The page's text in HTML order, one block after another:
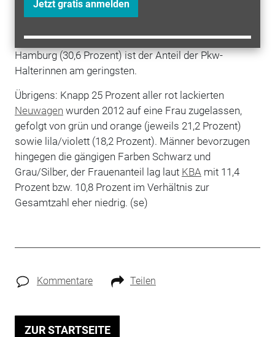
Jetzt gratis anmelden
Im Bundesländervergleich weist 2012 Brandenburg
gefolgt von Schleswig Holstein (34,7 Prozent). In
Hamburg (30,6 Prozent) ist der Anteil der Pkw-
Halterinnen am geringsten.
Übrigens: Knapp 25 Prozent aller rot lackierten
Neuwagen wurden 2012 auf eine Frau zugelassen,
gefolgt von grün und orange (jeweils 21,2 Prozent)
sowie lila/violett (18,2 Prozent). Männer bevorzugen
hingegen die gängigen Farben Schwarz und
Grau/Silber, der Frauenanteil lag laut KBA mit 11,4
Prozent bzw. 10,8 Prozent im Verhältnis zur
Gesamtzahl eher niedrig. (se)
Kommentare Teilen
ZUR STARTSEITE